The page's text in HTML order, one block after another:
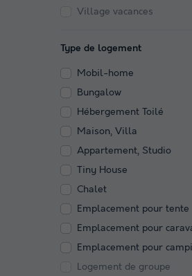
Village vacances
Type de logement
Mobil-home
Bungalow
Hébergement Toilé
Maison, Villa
Appartement, Studio
Tiny House
Chalet
Emplacement pour tente
Emplacement pour
Emplacement pour
Logement de groupe